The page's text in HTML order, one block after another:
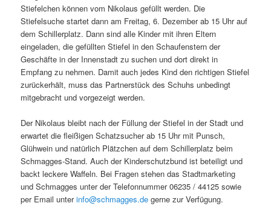
Stiefelchen können vom Nikolaus gefüllt werden. Die
Stiefelsuche startet dann am Freitag, 6. Dezember ab 15 Uhr auf
dem Schillerplatz. Dann sind alle Kinder mit ihren Eltern
eingeladen, die gefüllten Stiefel in den Schaufenstern der
Geschäfte in der Innenstadt zu suchen und dort direkt in
Empfang zu nehmen. Damit auch jedes Kind den richtigen Stiefel
zurückerhält, muss das Partnerstück des Schuhs unbedingt
mitgebracht und vorgezeigt werden.
Der Nikolaus bleibt nach der Füllung der Stiefel in der Stadt und
erwartet die fleißigen Schatzsucher ab 15 Uhr mit Punsch,
Glühwein und natürlich Plätzchen auf dem Schillerplatz beim
Schmagges-Stand. Auch der Kinderschutzbund ist beteiligt und
backt leckere Waffeln. Bei Fragen stehen das Stadtmarketing
und Schmagges unter der Telefonnummer 06235 / 44125 sowie
per Email unterinfo@schmagges.de gerne zur Verfügung.